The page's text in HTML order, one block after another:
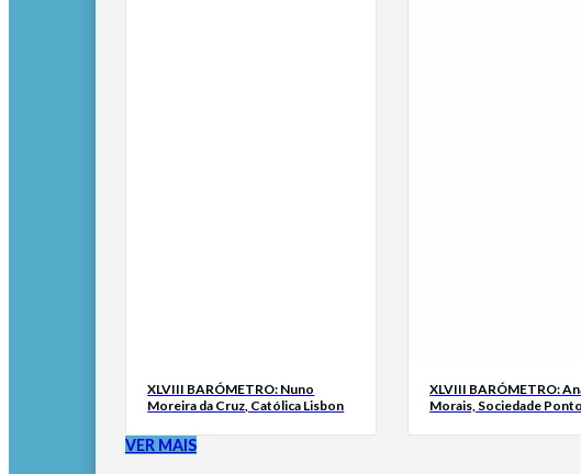
XLVIII BARÓMETRO: Nuno
Moreira da Cruz, Católica Lisbon
XLVIII BARÓMETRO:
Morais, Sociedade
VER MAIS